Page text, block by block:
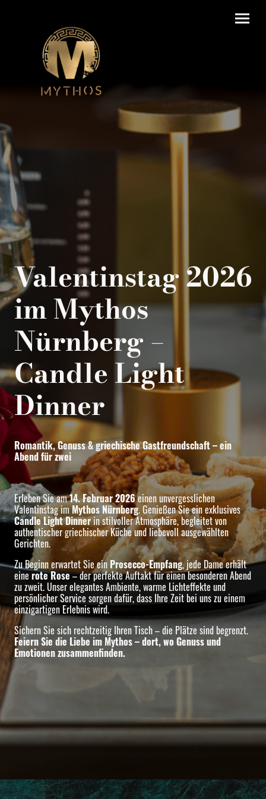
Valentinstag 2026
im Mythos
Nürnberg –
Candle Light
Dinner
Romantik, Genuss & griechische Gastfreundschaft – ein
Abend für zwei
Erleben Sie am14. Februar 2026einen unvergesslichen
Valentinstag imMythos Nürnberg. Genießen Sie ein exklusives
Candle Light Dinnerin stilvoller Atmosphäre, begleitet von
authentischer griechischer Küche und liebevoll ausgewählten
Gerichten.
Zu Beginn erwartet Sie einProsecco-Empfang, jede Dame erhält
einerote Rose– der perfekte Auftakt für einen besonderen Abend
zu zweit. Unser elegantes Ambiente, warme Lichteffekte und
persönlicher Service sorgen dafür, dass Ihre Zeit bei uns zu einem
einzigartigen Erlebnis wird.
Sichern Sie sich rechtzeitig Ihren Tisch – die Plätze sind begrenzt.
Feiern Sie die Liebe im Mythos – dort, wo Genuss und
Emotionen zusammenfinden.